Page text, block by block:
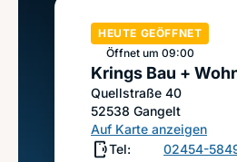
HEUTE GEÖFFNET
Öffnet um 09:00
Krings Bau +
Quellstraße 40
52538 Gangelt
Auf Karte anzeigen
Tel:
02454-